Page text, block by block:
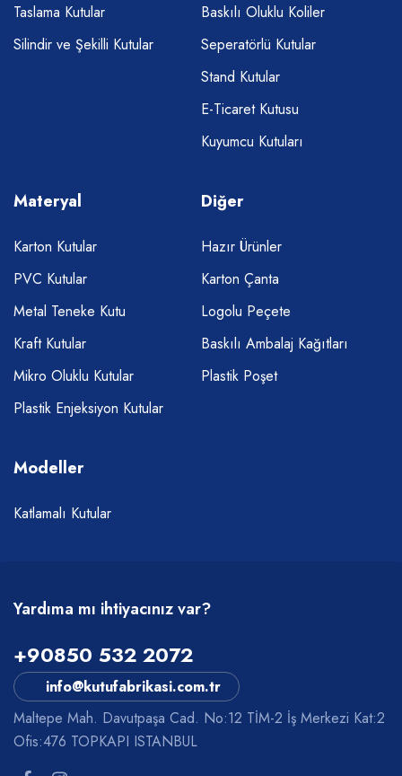
Taslama Kutular
Silindir ve Şekilli Kutular
Baskılı Oluklu Koliler
Seperatörlü Kutular
Stand Kutular
E-Ticaret Kutusu
Kuyumcu Kutuları
Materyal
Karton Kutular
PVC Kutular
Metal Teneke Kutu
Kraft Kutular
Mikro Oluklu Kutular
Plastik Enjeksiyon Kutular
Diğer
Hazır Ürünler
Karton Çanta
Logolu Peçete
Baskılı Ambalaj Kağıtları
Plastik Poşet
Modeller
Katlamalı Kutular
Yardıma mı ihtiyacınız var?
+90850 532 2072
info@kutufabrikasi.com.tr
Maltepe Mah. Davutpaşa Cad. No:12 TİM-2 İş Merkezi Kat:2
Ofis:476 TOPKAPI ISTANBUL